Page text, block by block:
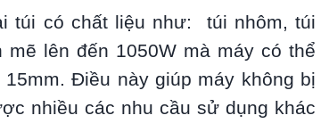
túi có chất liệu như: túi nhôm, túi
lên đến 1050W mà máy có thể
Điều này giúp máy không bị
nhiều các nhu cầu sử dụng khác